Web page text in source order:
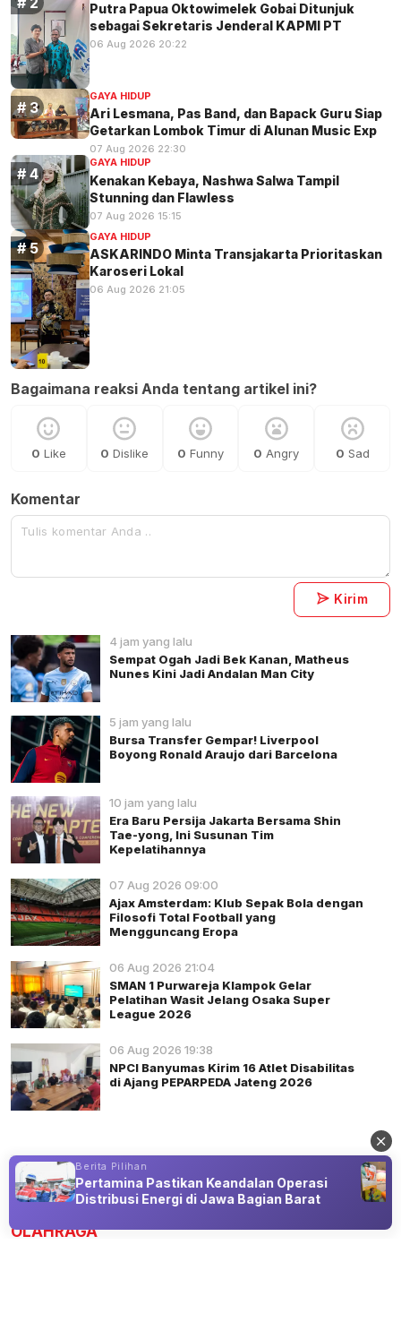
Putra Papua Oktowimelek Gobai Ditunjuk
sebagai Sekretaris Jenderal KAPMI PT
06 Aug 2026 20:22
GAYA HIDUP
Ari Lesmana, Pas Band, dan Bapack Guru Siap
Getarkan Lombok Timur di Alunan Music Exp
07 Aug 2026 22:30
GAYA HIDUP
Kenakan Kebaya, Nashwa Salwa Tampil
Stunning dan Flawless
07 Aug 2026 15:15
GAYA HIDUP
ASKARINDO Minta Transjakarta Prioritaskan
Karoseri Lokal
06 Aug 2026 21:05
Bagaimana reaksi Anda tentang artikel ini?
0 Like 0 Dislike 0 Funny 0 Angry 0 Sad
Komentar
Kirim
4 jam yang lalu
Sempat Ogah Jadi Bek Kanan, Matheus
Nunes Kini Jadi Andalan Man City
5 jam yang lalu
Bursa Transfer Gempar! Liverpool
Boyong Ronald Araujo dari Barcelona
10 jam yang lalu
Era Baru Persija Jakarta Bersama Shin
Tae-yong, Ini Susunan Tim
Kepelatihannya
07 Aug 2026 09:00
Ajax Amsterdam: Klub Sepak Bola dengan
Filosofi Total Football yang
Mengguncang Eropa
06 Aug 2026 21:04
SMAN 1 Purwareja Klampok Gelar
Pelatihan Wasit Jelang Osaka Super
League 2026
06 Aug 2026 19:38
NPCI Banyumas Kirim 16 Atlet Disabilitas
di Ajang PEPARPEDA Jateng 2026
Advertisement
OLAHRAGA
Berita Pilihan
Pertamina Pastikan Keandalan Operasi
Distribusi Energi di Jawa Bagian Barat